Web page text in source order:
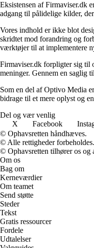
Eksistensen af Firmaviser.dk
adgang til pålidelige kilder,
Vores indhold er ikke blot
skridtet mod forandring og
værktøjer til at implementere
Firmaviser.dk forpligter sig til
meninger. Gennem en saglig
Som en del af Optivo Media
bidrage til et mere oplyst og
Del og vær venlig
X
Facebook
© Ophavsretten håndhæves.
© Alle rettigheder
© Ophavsretten tilhører os og
Om os
Bag om
Kerneværdier
Om teamet
Send støtte
Steder
Tekst
Gratis ressourcer
Fordele
Udtalelser